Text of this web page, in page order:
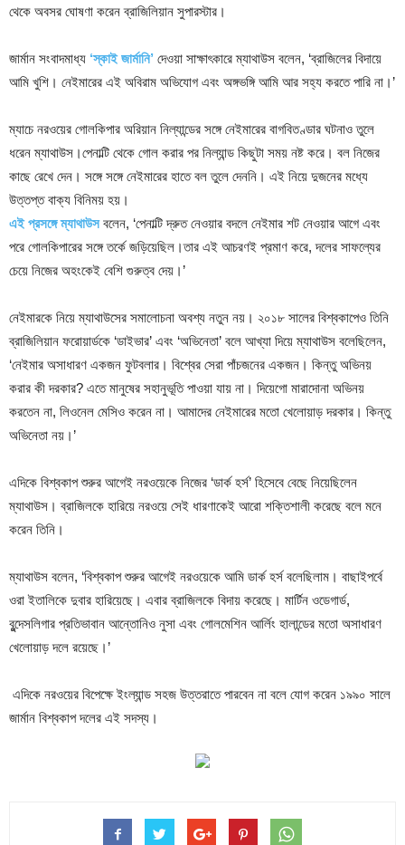
থেকে অবসর ঘোষণা করেন ব্রাজিলিয়ান সুপারস্টার।
জার্মান সংবাদমাধ্য ‌ ‘স্কাই জার্মানি’ দেওয়া সাক্ষাৎকারে ম্যাথাউস বলেন, ‘ব্রাজিলের বিদায়ে
আমি খুশি। নেইমারের এই অবিরাম অভিযোগ এবং অঙ্গভঙ্গি আমি আর সহ্য করতে পারি না।’
ম্যাচে নরওয়ের গোলকিপার অরিয়ান নিল্যান্ডের সঙ্গে নেইমারের বাগবিতণ্ডার ঘটনাও তুলে
ধরেন ম্যাথাউস।পেনাল্টি থেকে গোল করার পর নিল্যান্ড কিছুটা সময় নষ্ট করে। বল নিজের
কাছে রেখে দেন। সঙ্গে সঙ্গে নেইমারের হাতে বল তুলে দেননি। এই নিয়ে দুজনের মধ্যে
উত্তপ্ত বাক্য বিনিময় হয়।
এই প্রসঙ্গে ম্যাথাউসবলেন, ‘পেনাল্টি দ্রুত নেওয়ার বদলে নেইমার শট নেওয়ার আগে এবং
পরে গোলকিপারের সঙ্গে তর্কে জড়িয়েছিল।তার এই আচরণই প্রমাণ করে, দলের সাফল্যের
চেয়ে নিজের অহংকেই বেশি গুরুত্ব দেয়।’
নেইমারকে নিয়ে ম্যাথাউসের সমালোচনা অবশ্য নতুন নয়। ২০১৮ সালের বিশ্বকাপেও তিনি
ব্রাজিলিয়ান ফরোয়ার্ডকে ‘ডাইভার’ এবং ‘অভিনেতা’ বলে আখ্যা দিয়ে ম্যাথাউস বলেছিলেন,
‌‌‘নেইমার অসাধারণ একজন ফুটবলার। বিশ্বের সেরা পাঁচজনের একজন। কিন্তু অভিনয়
করার কী দরকার? এতে মানুষের সহানুভূতি পাওয়া যায় না। দিয়েগো মারাদোনা অভিনয়
করতেন না, লিওনেল মেসিও করেন না। আমাদের নেইমারের মতো খেলোয়াড় দরকার। কিন্তু
অভিনেতা নয়।’
এদিকে বিশ্বকাপ শুরুর আগেই নরওয়েকে নিজের ‘ডার্ক হর্স’ হিসেবে বেছে নিয়েছিলেন
ম্যাথাউস। ব্রাজিলকে হারিয়ে নরওয়ে সেই ধারণাকেই আরো শক্তিশালী করেছে বলে মনে
করেন তিনি।
ম্যাথাউস বলেন, ‘বিশ্বকাপ শুরুর আগেই নরওয়েকে আমি ডার্ক হর্স বলেছিলাম। বাছাইপর্বে
ওরা ইতালিকে দুবার হারিয়েছে। এবার ব্রাজিলকে বিদায় করেছে। মার্টিন ওডেগার্ড,
বুন্দেসলিগার প্রতিভাবান আন্তোনিও নুসা এবং গোলমেশিন আর্লিং হালান্ডের মতো অসাধারণ
খেলোয়াড় দলে রয়েছে।’
এদিকে নরওয়ের বিপেক্ষে ইংল্যান্ড সহজ উত্তরাতে পারবেন না বলে যোগ করেন ১৯৯০ সালে
জার্মান বিশ্বকাপ দলের এই সদস্য।